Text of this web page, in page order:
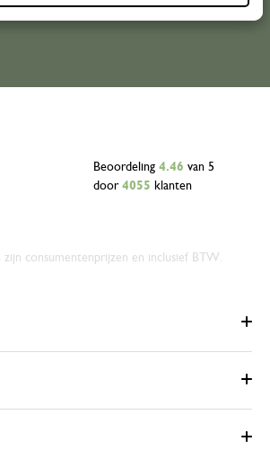
Beoordeling 4.46 van 5
door 4055 klanten
consumentenprijzen en inclusief BTW.